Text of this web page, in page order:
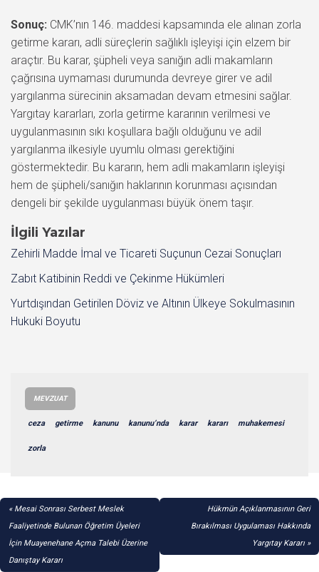
Sonuç: CMK’nın 146. maddesi kapsamında ele alınan zorla
getirme kararı, adli süreçlerin sağlıklı işleyişi için elzem bir
araçtır. Bu karar, şüpheli veya sanığın adli makamların
çağrısına uymaması durumunda devreye girer ve adil
yargılanma sürecinin aksamadan devam etmesini sağlar.
Yargıtay kararları, zorla getirme kararının verilmesi ve
uygulanmasının sıkı koşullara bağlı olduğunu ve adil
yargılanma ilkesiyle uyumlu olması gerektiğini
göstermektedir. Bu kararın, hem adli makamların işleyişi
hem de şüpheli/sanığın haklarının korunması açısından
dengeli bir şekilde uygulanması büyük önem taşır.
İlgili Yazılar
Zehirli Madde İmal ve Ticareti Suçunun Cezai Sonuçları
Zabıt Katibinin Reddi ve Çekinme Hükümleri
Yurtdışından Getirilen Döviz ve Altının Ülkeye Sokulmasının
Hukuki Boyutu
MEVZUAT
ceza getirme kanunu kanunu’nda karar kararı muhakemesi
zorla
YAZI
GEZINMESI
Mesai Sonrası Serbest Meslek
Faaliyetinde Bulunan Öğretim Üyeleri
İçin Muayenehane Açma Talebi Üzerine
Danıştay Kararı
Hükmün Açıklanmasının Geri
Bırakılması Uygulaması Hakkında
Yargıtay Kararı